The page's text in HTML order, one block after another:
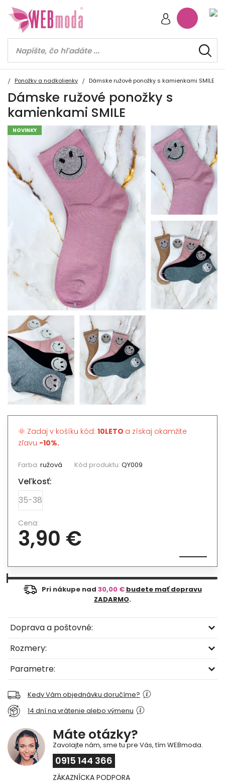
Ponožky a nadkolienky Dámske ružové ponožky s kamienkami SMILE
Dámske ružové ponožky s
kamienkami SMILE
NOVINKY
🌞 Zadaj v košíku kód: 10LETO a získaj okamžite
zľavu -10%.
Farba: ružová Kód produktu: QY009
Veľkosť:
35-38
Cena:
3,90 €
Pri nákupe nad 30,00 € budete mať dopravu
ZADARMO.
Doprava a poštovné:
Rozmery:
Parametre:
Kedy Vám objednávku doručíme?
14 dní na vrátenie alebo výmenu
Máte otázky?
Zavolajte nám, sme tu pre Vás, tím WEBmoda.
0915 144 366
ZÁKAZNÍCKA PODPORA